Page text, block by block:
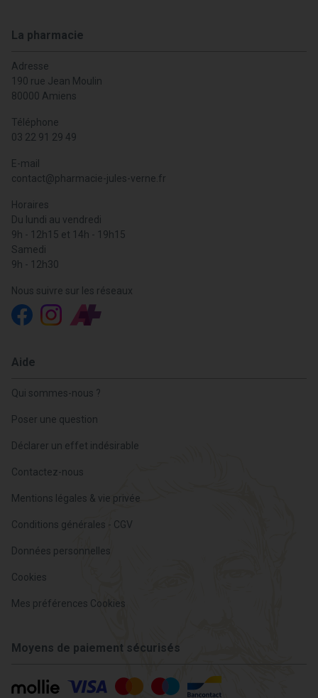
La pharmacie
Adresse
190 rue Jean Moulin
80000 Amiens
Téléphone
03 22 91 29 49
E-mail
contact@pharmacie-jules-verne.fr
Horaires
Du lundi au vendredi
9h - 12h15 et 14h - 19h15
Samedi
9h - 12h30
Nous suivre sur les réseaux
Aide
Qui sommes-nous ?
Poser une question
Déclarer un effet indésirable
Contactez-nous
Mentions légales & vie privée
Conditions générales - CGV
Données personnelles
Cookies
Mes préférences Cookies
Moyens de paiement sécurisés